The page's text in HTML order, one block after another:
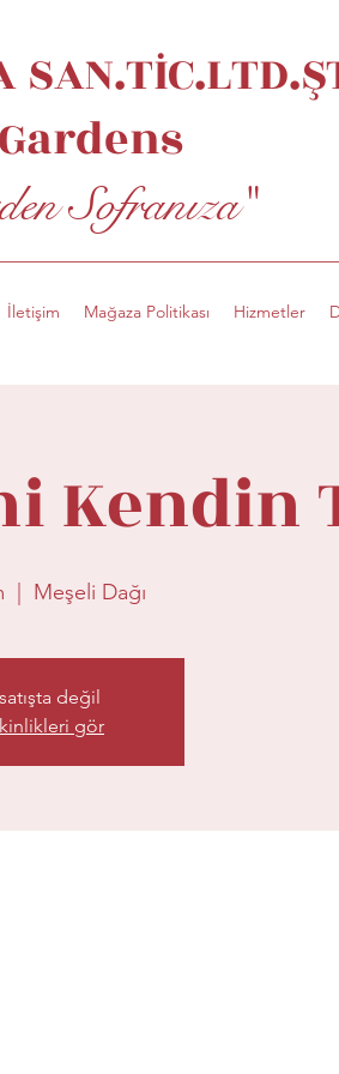
Gardens
Sofranıza"
İletişim Mağaza Politikası Hizmetler
Kendin
  |
Meşeli Dağı
değil
gör